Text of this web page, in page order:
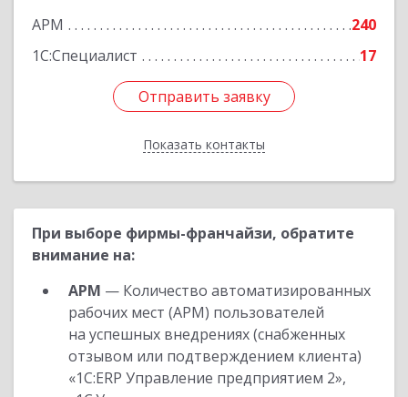
АРМ
240
1С:Специалист
17
Отправить заявку
Показать контакты
Отправить заявку
Назад
При выборе фирмы-франчайзи, обратите
внимание на:
АРМ — Количество автоматизированных
рабочих мест (АРМ) пользователей
на успешных внедрениях (снабженных
отзывом или подтверждением клиента)
«1С:ERP Управление предприятием 2»,